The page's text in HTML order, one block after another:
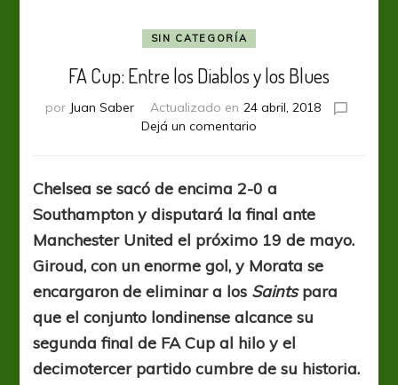
SIN CATEGORÍA
FA Cup: Entre los Diablos y los Blues
por Juan Saber Actualizado en 24 abril, 2018
Dejá un comentario
Entre
los
Diablos
y
Blues
Chelsea se sacó de encima 2-0 a
Southampton y disputará la final ante
Manchester United el próximo 19 de mayo.
Giroud, con un enorme gol, y Morata se
encargaron de eliminar a los Saintspara
que el conjunto londinense alcance su
segunda final de FA Cup al hilo y el
decimotercer partido cumbre de su historia.